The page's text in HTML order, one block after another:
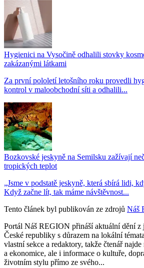
Hygienici na Vysočině odhalili stovky
zakázanými látkami
Za první pololetí letošního roku provedli
kontrol v maloobchodní síti a odhalili...
Bozkovské jeskyně na Semilsku zažívají
tropických teplot
„Jsme v podstatě jeskyně, která sbírá lidi,
Když začne lít, tak máme návštěvnost...
Tento článek byl publikován ze zdrojů Náš
Portál Náš REGION přináší aktuální dění
České republiky s důrazem na lokální
vlastní sekce a redaktory, takže čtenář
a ekonomice, ale i informace o kultuře,
životním stylu přímo ze svého...